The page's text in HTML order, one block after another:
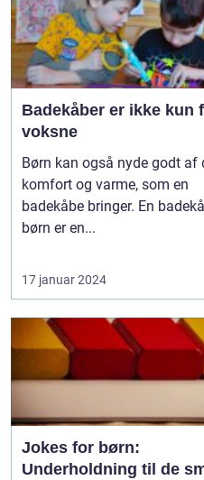
Badekåber er ikke kun
voksne
Børn kan også nyde godt af
komfort og varme, som en
badekåbe bringer. En
børn er en...
17 januar 2024
Jokes for børn:
Underholdning til de